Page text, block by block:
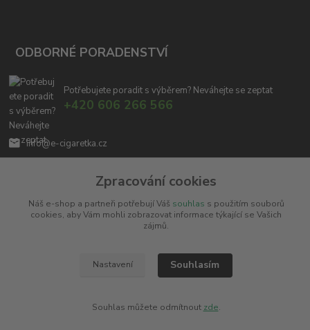
ODBORNÉ PORADENSTVÍ
Potřebujete poradit s výběrem? Neváhejte se zeptat
+420 606 266 566
info@e-cigaretka.cz
Miroslav Černý - MCx.cz. Všechna práva vyhrazena.
Zpracování cookies
Náš e-shop a partneři potřebují Váš souhlas s použitím souborů
cookies, aby Vám mohli zobrazovat informace týkající se Vašich
zájmů.
Nastavení Souhlasím
Souhlas můžete odmítnout zde.